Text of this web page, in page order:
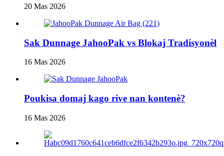
20 Mas 2026
Sak Dunnage JahooPak vs Blokaj Tradisyonèl
16 Mas 2026
Poukisa domaj kago rive nan kontenè?
16 Mas 2026